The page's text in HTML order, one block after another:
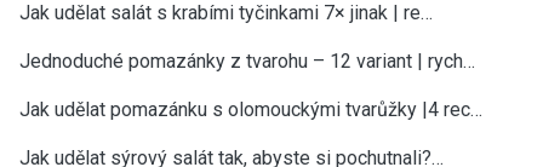
Jak udělat salát s krabími tyčinkami 7× jinak | re…
Jednoduché pomazánky z tvarohu – 12 variant | rych…
Jak udělat pomazánku s olomouckými tvarůžky |4 rec…
Jak udělat sýrový salát tak, abyste si pochutnali?…